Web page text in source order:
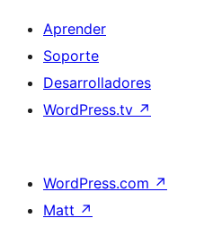
Aprender
Soporte
Desarrolladores
WordPress.tv ↗
WordPress.com ↗
Matt ↗